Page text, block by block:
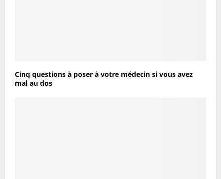
Cinq questions à poser à votre médecin si vous avez
mal au dos